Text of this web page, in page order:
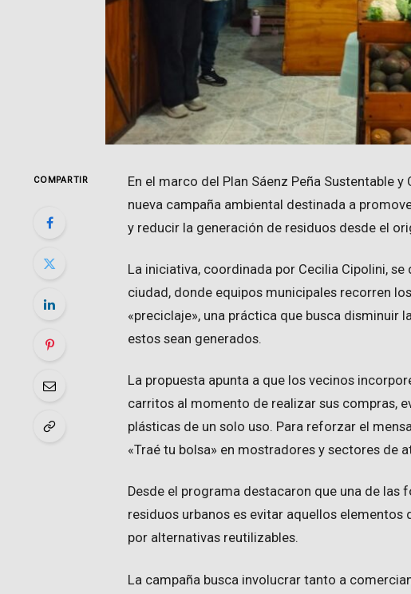
COMPARTIR
En el marco del Plan Sáenz Peña Sustentable
nueva campaña ambiental destinada a
y reducir la generación de residuos desde el
La iniciativa, coordinada por Cecilia Cipolini,
ciudad, donde equipos municipales recorren
«preciclaje», una práctica que busca disminuir
estos sean generados.
La propuesta apunta a que los vecinos
carritos al momento de realizar sus compras,
plásticas de un solo uso. Para reforzar el
«Traé tu bolsa» en mostradores y sectores de
Desde el programa destacaron que una de
residuos urbanos es evitar aquellos elementos
por alternativas reutilizables.
La campaña busca involucrar tanto a